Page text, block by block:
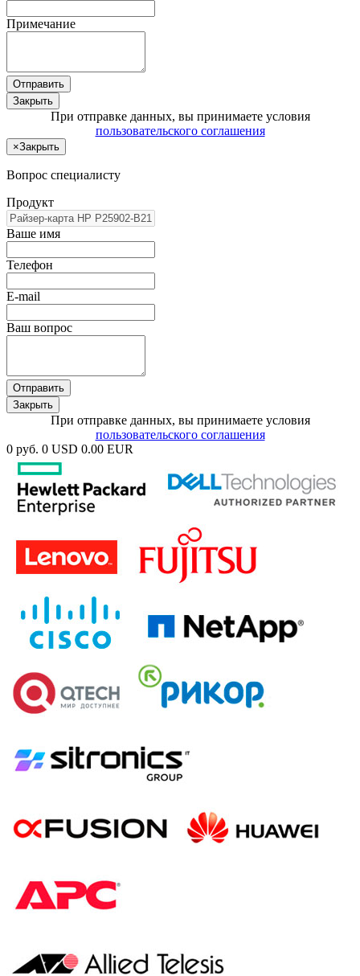
Примечание
Отправить
Закрыть
При отправке данных, вы принимаете условия
пользовательского соглашения
×Закрыть
Вопрос специалисту
Продукт
Ваше имя
Телефон
E-mail
Ваш вопрос
Отправить
Закрыть
При отправке данных, вы принимаете условия
пользовательского соглашения
0 руб. 0 USD 0.00 EUR